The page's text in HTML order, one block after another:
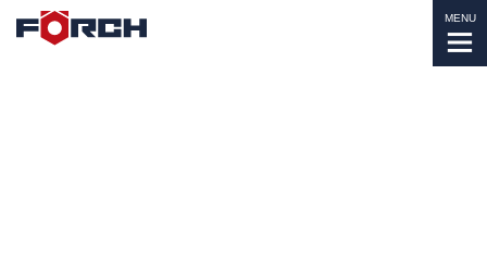
MENU